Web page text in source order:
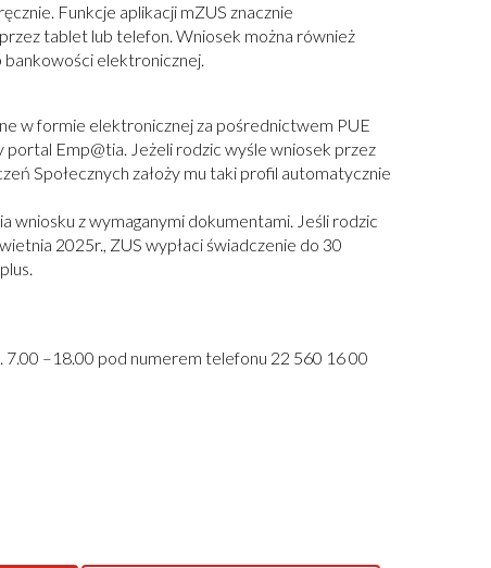
Funkcje aplikacji mZUS znacznie
tablet lub telefon. Wniosek można również
bankowości elektronicznej.
w formie elektronicznej za pośrednictwem PUE
portal Emp@tia. Jeżeli rodzic wyśle wniosek przez
Społecznych założy mu taki profil automatycznie
wniosku z wymaganymi dokumentami. Jeśli rodzic
2025r., ZUS wypłaci świadczenie do 30
–18.00 pod numerem telefonu 22 560 16 00